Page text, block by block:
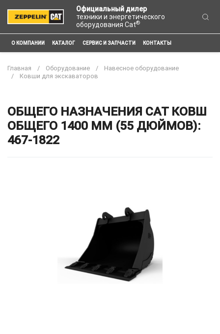
Официальный дилер
техники и энергетического
оборудования Cat®
О КОМПАНИИ КАТАЛОГ СЕРВИС И ЗАПЧАСТИ КОНТАКТЫ
Главная Оборудование
Навесное оборудование
Ковши для экскаваторов
ОБЩЕГО НАЗНАЧЕНИЯ CAT КОВШ
ОБЩЕГО 1400 ММ (55 ДЮЙМОВ):
467-1822